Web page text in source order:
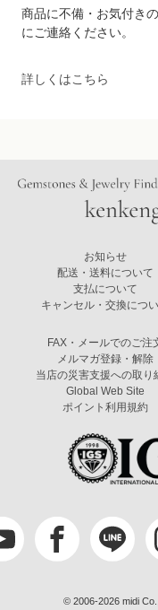
商品に不備・お気付き
にご連絡ください。
詳しくはこちら
お知らせ
配送・送料について
支払について
キャンセル・交換につ
FAX・メールでのご注
メルマガ登録・解除
当店の災害支援への取り
Global Web Site
ポイント利用規約
© 2006-2026 midi